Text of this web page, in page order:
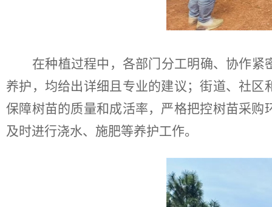
在种植过程中，各部门分工明确、协作
养护，均给出详细且专业的建议；街道、社区
保障树苗的质量和成活率，严格把控树苗采
及时进行浇水、施肥等养护工作。